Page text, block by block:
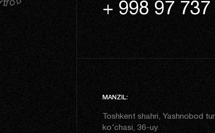
+ 998 97 737
MANZIL:
Toshkent shahri, Yashnobod
ko‘chasi, 36-uy